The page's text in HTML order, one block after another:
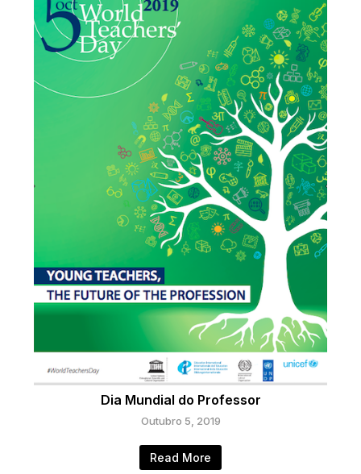
Dia Mundial do Professor
Outubro 5, 2019
Read More